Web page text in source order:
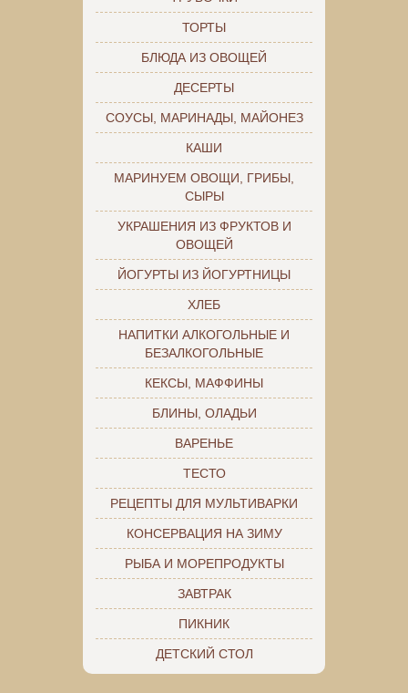
ТОРТЫ
БЛЮДА ИЗ ОВОЩЕЙ
ДЕСЕРТЫ
СОУСЫ, МАРИНАДЫ, МАЙОНЕЗ
КАШИ
МАРИНУЕМ ОВОЩИ, ГРИБЫ,
СЫРЫ
УКРАШЕНИЯ ИЗ ФРУКТОВ И
ОВОЩЕЙ
ЙОГУРТЫ ИЗ ЙОГУРТНИЦЫ
ХЛЕБ
НАПИТКИ АЛКОГОЛЬНЫЕ И
БЕЗАЛКОГОЛЬНЫЕ
КЕКСЫ, МАФФИНЫ
БЛИНЫ, ОЛАДЬИ
ВАРЕНЬЕ
ТЕСТО
РЕЦЕПТЫ ДЛЯ МУЛЬТИВАРКИ
КОНСЕРВАЦИЯ НА ЗИМУ
РЫБА И МОРЕПРОДУКТЫ
ЗАВТРАК
ПИКНИК
ДЕТСКИЙ СТОЛ